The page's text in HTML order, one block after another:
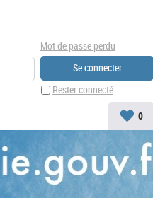
Rester connecté
Mot de passe perdu
0